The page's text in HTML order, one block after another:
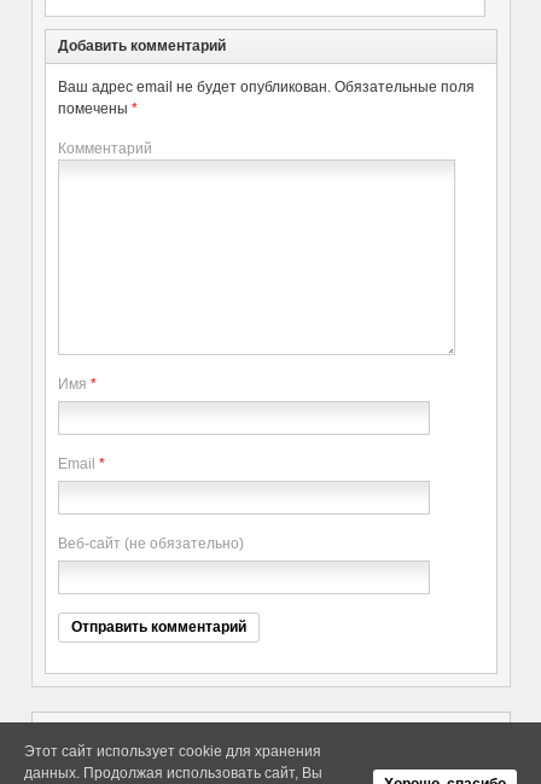
Добавить комментарий
Ваш адрес email не будет опубликован. Обязательные поля
помечены *
Комментарий
Имя *
Email *
Веб-сайт (не обязательно)
Об Arras WordPress Theme
Copyright elitethings. All Rights
Этот сайт использует cookie для хранения
данных. Продолжая использовать сайт, Вы